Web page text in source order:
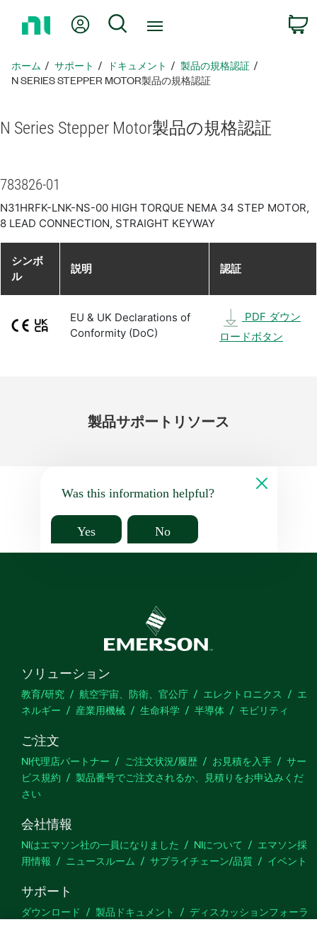
ペ
ー
戻
Myアカウント
検索
ホーム サポート ドキュメント
製品​の​規格​認証
N SERIES STEPPER MOTOR製品​の​規格​認証
N Series Stepper Motor製品​の​規格​認証
783826-01
N31HRFK-LNK-NS-00 HIGH TORQUE NEMA 34 STEP MOTOR,
8 LEAD CONNECTION, STRAIGHT KEYWAY
シンボ
ル
説明 認証
EU & UK Declarations of
Conformity (DoC)
PDF ダウン
ロードボタン
製品サポート リソース
Was this information helpful?
Yes No
ソリューション
教育/研究 航空宇宙、防衛、官公庁 エレクトロニクス
エ
ネルギー
産業用機械 生命科学 半導体 モビリティ
ご注文
NI代理店パートナー ご注文状況/履歴 お見積を入手
サー
ビス規約
製品番号でご注文されるか、見積りをお申込みくだ
さい
会社情報
NIはエマソン社の一員になりました NIについて
エマソン採
用情報
ニュースルーム サプライチェーン/品質 イベント
サポート
ダウンロード 製品ドキュメント
ディスカッションフォーラ